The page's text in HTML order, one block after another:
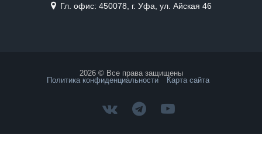
Гл. офис: 450078, г. Уфа, ул. Айская 46
2026 © Все права защищены
Политика конфиденциальности
Карта сайта